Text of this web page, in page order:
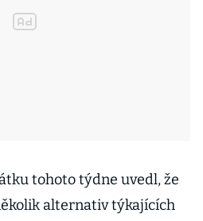
tohoto týdne uvedl, že
alternativ týkajících